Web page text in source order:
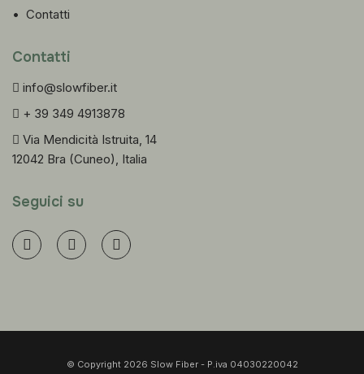
• Contatti
Seguici su
Contatti
info@slowfiber.it
+ 39 349 4913878
Via Mendicità Istruita, 14
12042 Bra (Cuneo), Italia
© Copyright 2026 Slow Fiber - P.iva 04030220042